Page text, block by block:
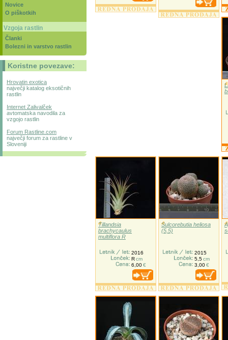
Tillandsia
brachycaulus
multiflora R
2016
Rcm
6,00€
Sulcorebutia heliosa
(5,5)
2015
5,5cm
3,00€
Novice
O piškotkih
Vzgoja rastlin
Članki
Bolezni in varstvo rastlin
Koristne povezave:
Hrovatin exotica
največji katalog eksotičnih
rastlin
Internet Zalivalček
avtomatska navodila za
vzgojo rastlin
Forum Rastline.com
največji forum za rastline v
Sloveniji